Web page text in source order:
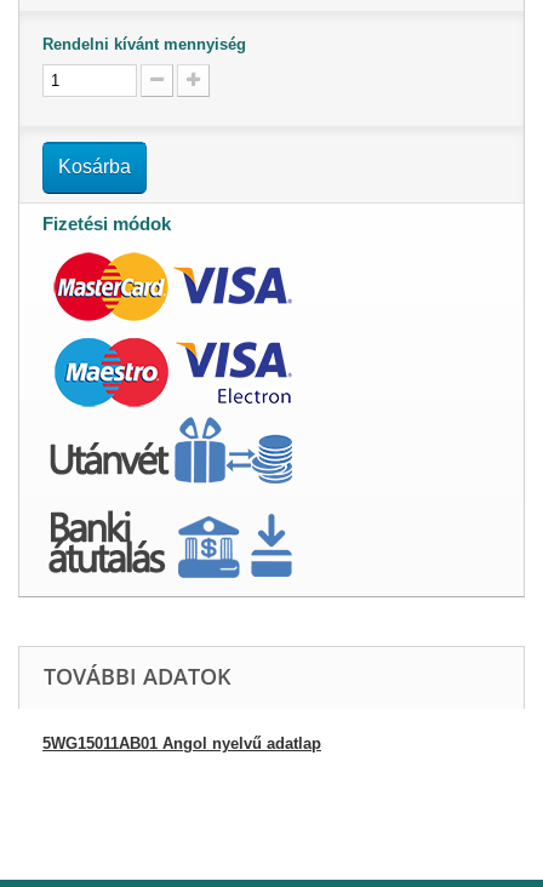
Rendelni kívánt mennyiség
Kosárba
Fizetési módok
TOVÁBBI ADATOK
5WG15011AB01 Angol nyelvű adatlap